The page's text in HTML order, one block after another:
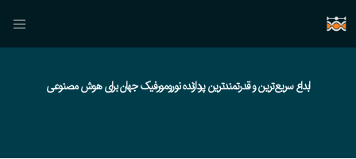
ابداع سریع‌ترین و قدرتمندترین پردازنده نورومورفیک جهان برای هوش مصنوعی